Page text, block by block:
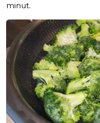
minut.